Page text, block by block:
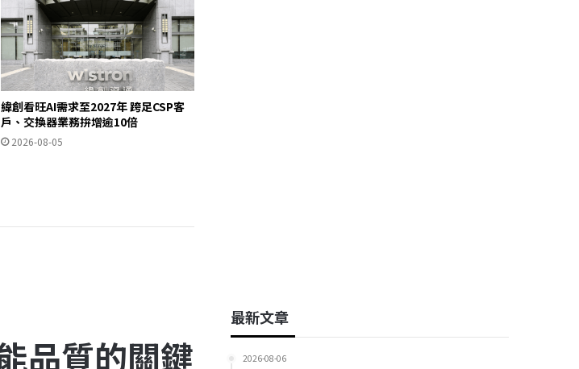
緯創看旺AI需求至2027年 跨足CSP客
戶、交換器業務拚增逾10倍
2026-08-05